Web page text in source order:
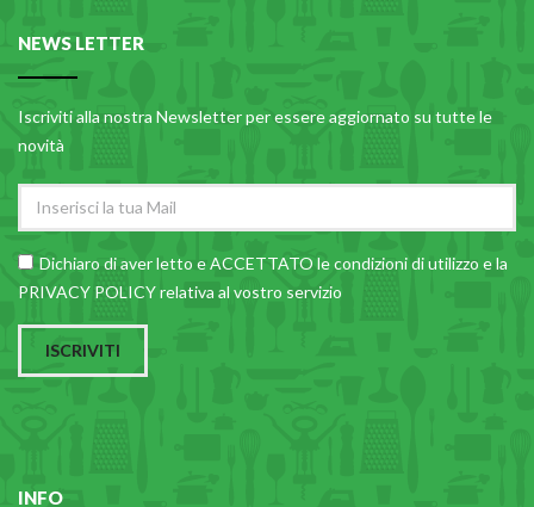
FIORI ARTIFICIALI
IL COCCIO
LEGNO
OGGETTISTICA
PASTICCERIA
PICCOLI ELETTRODOMESTICI
NEWS LETTER
Iscriviti alla nostra Newsletter per essere aggiornato su tutte le
novità
Dichiaro di aver letto e ACCETTATO lecondizioni di utilizzo e la
PRIVACY POLICY relativa al vostro servizio
ISCRIVITI
INFO